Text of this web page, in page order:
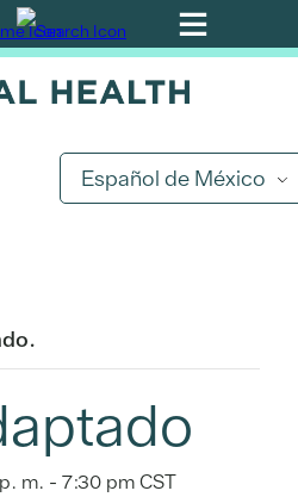
Español de México
m. - 7:30 pmCST